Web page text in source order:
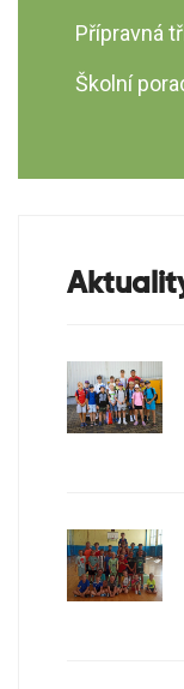
roce
Přípravná
Školní